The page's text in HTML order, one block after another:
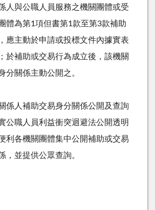
人與公職人員服務之機關團體或受
體為第1項但書第1款至第3款補助
應主動於申請或投標文件內據實表
於補助或交易行為成立後，該機關
分關係主動公開之。
係人補助交易身分關係公開及查詢
公職人員利益衝突迴避法公開透明
利各機關團體集中公開補助或交易
，並提供公眾查詢。